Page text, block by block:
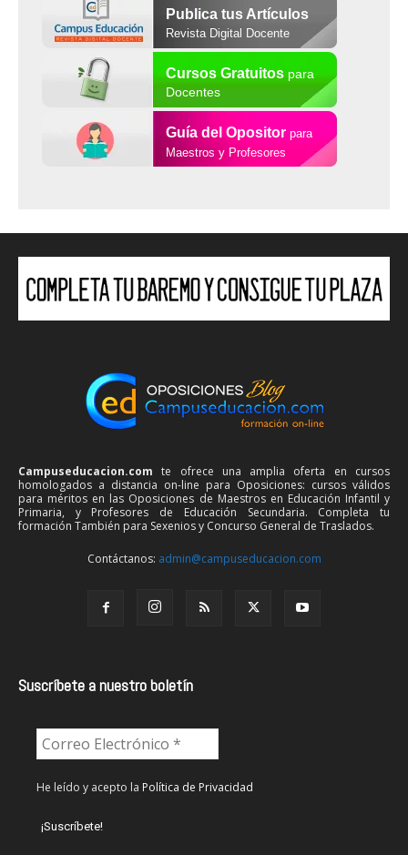
Publica tus Artículos
Revista Digital Docente
Cursos Gratuitospara
Docentes
Guía del Opositor para
Maestros y Profesores
Campuseducacion.com te ofrece una amplia oferta en cursos
homologados a distancia on-line para Oposiciones: cursos válidos
para méritos en las Oposiciones de Maestros en Educación Infantil y
Primaria, y Profesores de Educación Secundaria. Completa tu
formación También para Sexenios y Concurso General de Traslados.
Contáctanos: admin@campuseducacion.com
Suscríbete a nuestro boletín
He leído y acepto la Política de Privacidad